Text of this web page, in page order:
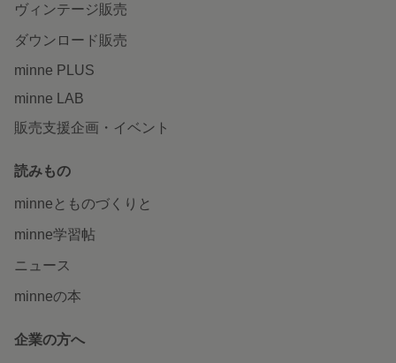
ヴィンテージ販売
ダウンロード販売
minne PLUS
minne LAB
販売支援企画・イベント
読みもの
minneとものづくりと
minne学習帖
ニュース
minneの本
企業の方へ